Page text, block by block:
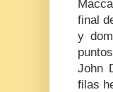
final
y
John
filas